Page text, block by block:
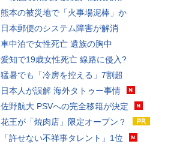
熊本の被災地で「火事場泥棒」か
日本郵便のシステム障害が解消
車中泊で女性死亡 遺族の胸中
愛知で19歳女性死亡 線路に侵入?
猛暑でも「冷房を控える」7割超
日本人が誤解 海外タトゥー事情
佐野航大 PSVへの完全移籍が決定
花王が「焼肉店」限定オープン？
「許せない不祥事タレント」1位